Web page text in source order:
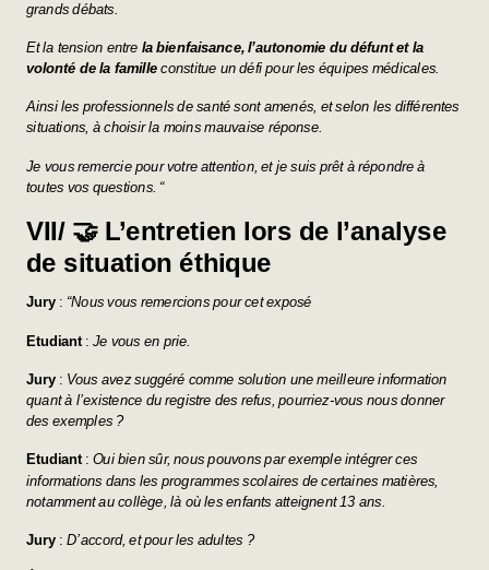
grands débats.
Et la tension entre la bienfaisance, l’autonomie du défunt et la
volonté de la familleconstitue un défi pour les équipes médicales.
Ainsi les professionnels de santé sont amenés, et selon les différentes
situations, à choisir la moins mauvaise réponse.
Je vous remercie pour votre attention, et je suis prêt à répondre à
toutes vos questions. “
VII/ 🤝L’entretien lors de l’analyse
de situation éthique
Jury : “Nous vous remercions pour cet exposé
Etudiant : Je vous en prie.
Jury : Vous avez suggéré comme solution une meilleure information
quant à l’existence du registre des refus, pourriez-vous nous donner
des exemples ?
Etudiant: Oui bien sûr, nous pouvons par exemple intégrer ces
informations dans les programmes scolaires de certaines matières,
notamment au collège, là où les enfants atteignent 13 ans.
Jury : D’accord, et pour les adultes ?